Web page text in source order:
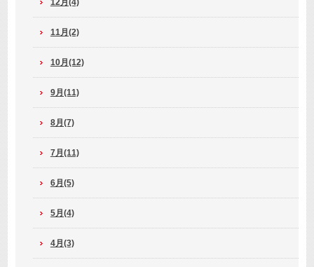
11月(2)
10月(12)
9月(11)
8月(7)
7月(11)
6月(5)
5月(4)
4月(3)